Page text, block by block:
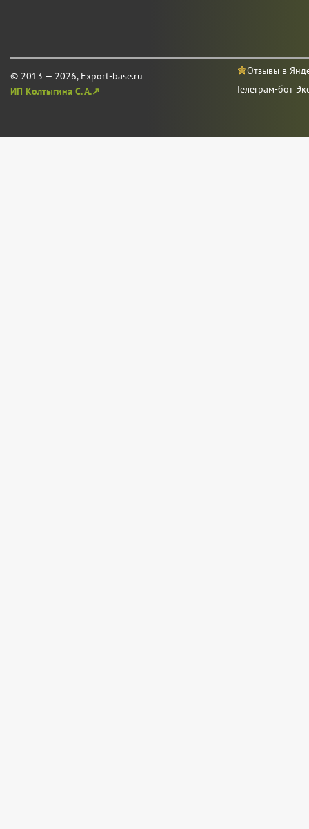
© 2013 — 2026, Export-base.ru
ИП Колтыгина С. А.↗
Отзывы в
Телеграм-бот